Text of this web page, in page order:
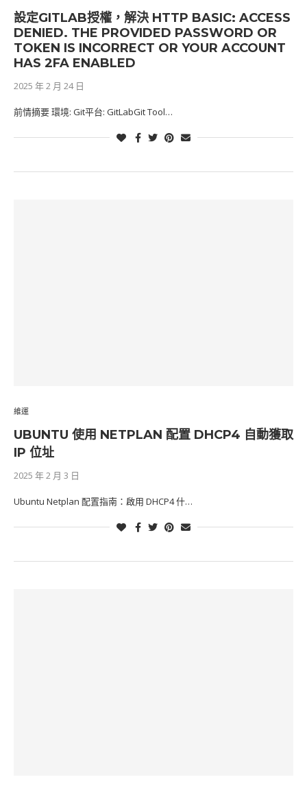
設定GITLAB授權，解決 HTTP BASIC: ACCESS
DENIED. THE PROVIDED PASSWORD OR
TOKEN IS INCORRECT OR YOUR ACCOUNT
HAS 2FA ENABLED
2025 年 2 月 24 日
前情摘要 環境: Git平台: GitLabGit Tool…
維運
UBUNTU 使用 NETPLAN 配置 DHCP4 自動獲取
IP 位址
2025 年 2 月 3 日
Ubuntu Netplan 配置指南：啟用 DHCP4 什…